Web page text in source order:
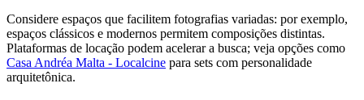
Considere espaços que facilitem fotografias variadas: por exemplo,
espaços clássicos e modernos permitem composições distintas.
Plataformas de locação podem acelerar a busca; veja opções como
Casa Andréa Malta - Localcine para sets com personalidade
arquitetônica.